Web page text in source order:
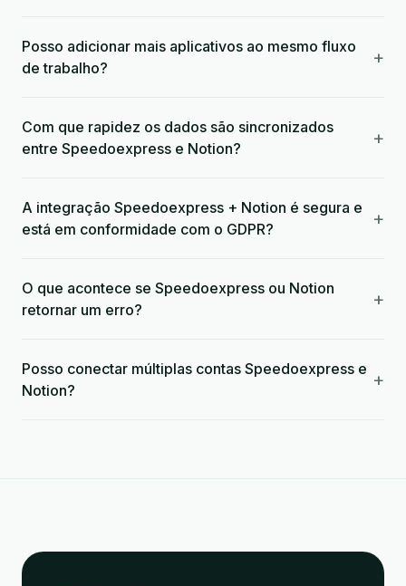
Posso adicionar mais aplicativos ao mesmo fluxo
de trabalho?
+
Com que rapidez os dados são sincronizados
entre Speedoexpress e Notion?
+
A integração Speedoexpress + Notion é segura e
está em conformidade com o GDPR?
+
O que acontece se Speedoexpress ou Notion
retornar um erro?
+
Posso conectar múltiplas contas Speedoexpress e
Notion?
+